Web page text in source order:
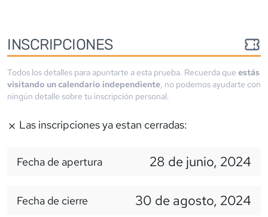
INSCRIPCIONES
Todos los detalles para apuntarte a esta prueba. Recuerda que estás
visitando un calendario independiente, no podemos ayudarte con
ningún detalle sobre tu inscripción personal.
Las inscripciones ya estan cerradas:
Fecha de apertura 28 de junio, 2024
Fecha de cierre 30 de agosto, 2024